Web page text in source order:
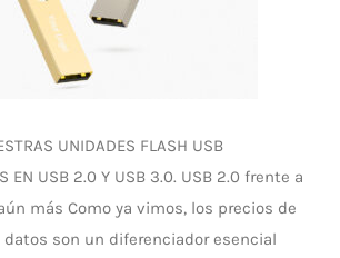
UNIDADES FLASH USB
EN USB 2.0 Y USB 3.0. USB 2.0 frente a
más Como ya vimos, los precios de
son un diferenciador esencial